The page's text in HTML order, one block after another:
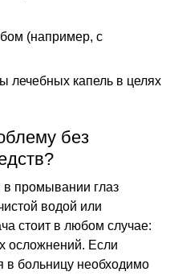
(например, с
лечебных капель в целях
без
промывании глаз
водой или
стоит в любом случае:
осложнений. Если
в больницу необходимо